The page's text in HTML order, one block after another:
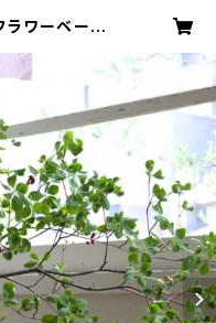
ラワーベース